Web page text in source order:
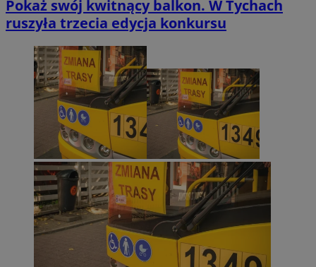
Pokaż swój kwitnący balkon. W Tychach
ruszyła trzecia edycja konkursu